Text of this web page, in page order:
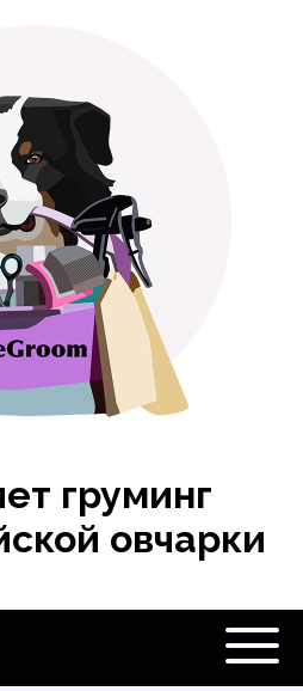
груминг
овчарки
АВТОРЕ